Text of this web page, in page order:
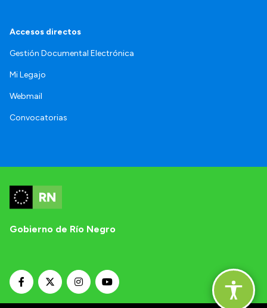
Accesos directos
Gestión Documental Electrónica
Mi Legajo
Webmail
Convocatorias
Gobierno de Río Negro